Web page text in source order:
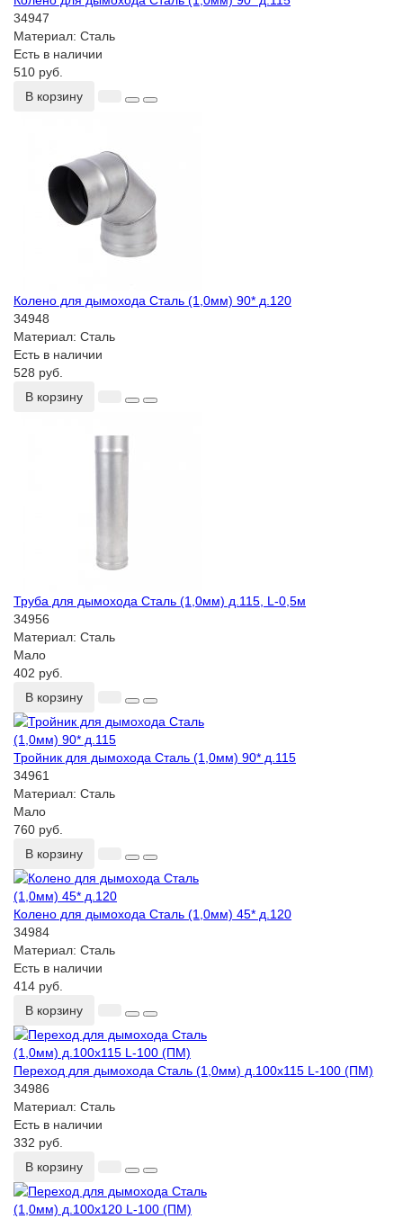
34947
Материал: Сталь
Есть в наличии
510 руб.
В корзину
Колено для дымохода Сталь (1,0мм) 90* д.120
34948
Материал: Сталь
Есть в наличии
528 руб.
В корзину
Труба для дымохода Сталь (1,0мм) д.115, L-0,5м
34956
Материал: Сталь
Мало
402 руб.
В корзину
Тройник для дымохода Сталь (1,0мм) 90* д.115
34961
Материал: Сталь
Мало
760 руб.
В корзину
Колено для дымохода Сталь (1,0мм) 45* д.120
34984
Материал: Сталь
Есть в наличии
414 руб.
В корзину
Переход для дымохода Сталь (1,0мм) д.100х115 L-100 (ПМ)
34986
Материал: Сталь
Есть в наличии
332 руб.
В корзину